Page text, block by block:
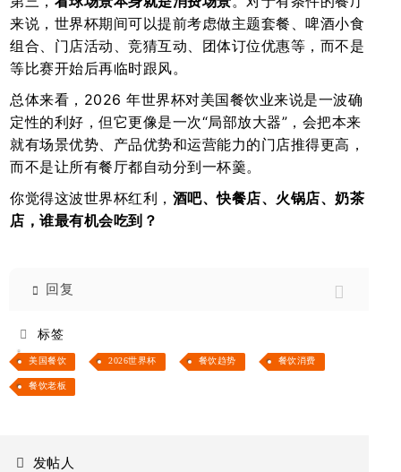
来说，世界杯期间可以提前考虑做主题套餐、啤酒小食
组合、门店活动、竞猜互动、团体订位优惠等，而不是
等比赛开始后再临时跟风。
总体来看，2026 年世界杯对美国餐饮业来说是一波确
定性的利好，但它更像是一次“局部放大器”，会把本来
就有场景优势、产品优势和运营能力的门店推得更高，
而不是让所有餐厅都自动分到一杯羹。
你觉得这波世界杯红利， 酒吧、快餐店、火锅店、奶茶
店，谁最有机会吃到？
回复
标签
美国餐饮 2026世界杯 餐饮趋势 餐饮消费
餐饮老板
发帖人